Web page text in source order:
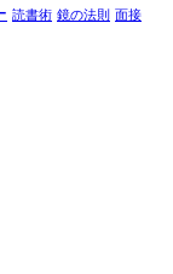
読書術 鏡の法則 面接